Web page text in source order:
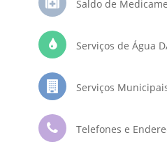
Saldo de
Serviços de Água
Serviços
Telefones e